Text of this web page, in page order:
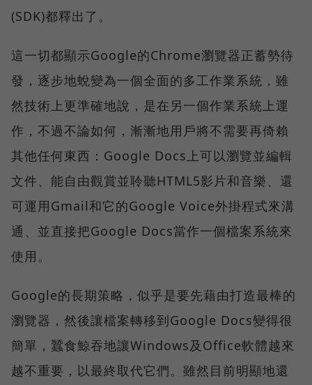
(SDK)都釋出了。
這一切都顯示Google的Chrome瀏覽器正蓄勢待
發，逐步地蛻變為一個全面的多工作業系統，雖
然技術上更準確地說，是在另一個作業系統上運
作，不過不論如何，漸漸地用戶將不需要再倚賴
其他任何東西：Google Docs上可以瀏覽並編輯
文件、能自由觀賞並聆聽HTML5影片和音樂、還
可運用Gmail和它的Google Voice外掛程式來溝
通、並直接把Google Docs當作一個檔案系統來
使用。
Google的長期策略，似乎是要先藉由打造最棒的
瀏覽器，然後讓檔案轉移到Google Docs變得很
簡單，蠶食鯨吞地讓Windows及Office軟體越來
越不重要，以最終取代它們。雖然目前明顯地還